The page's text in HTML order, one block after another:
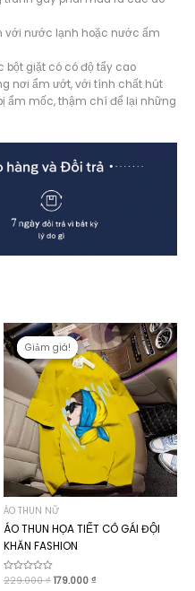
với nước lạnh hoặc nước ấm
bột giặt có có độ tẩy cao
nơi ẩm ướt, với tính chất hút
ẩm mốc, thậm chí để lại những
Giảm giá!
Giảm giá!
ÁO THUN NỮ
ÁO THUN HỌA TIẾT CÔ GÁI ĐỘI
KHĂN FASHION
Được
229.000₫ Giá
179.000 ₫